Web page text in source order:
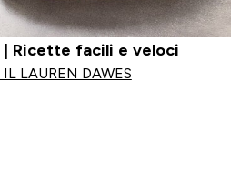
Ricette facili e veloci
LAUREN DAWES